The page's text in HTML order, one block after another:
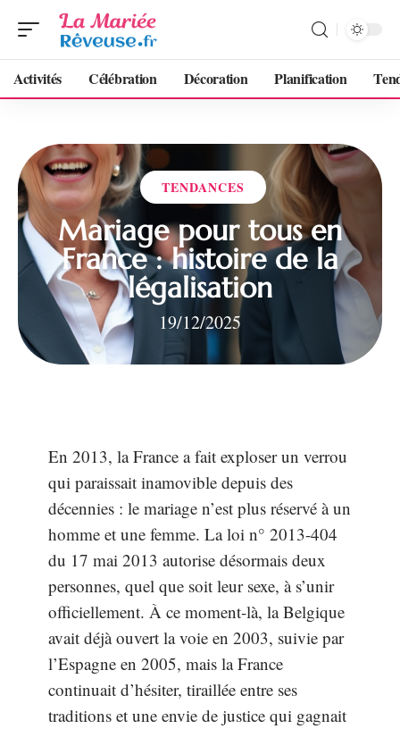
Activités Célébration Décoration Planification
TENDANCES
Mariage pour tous en
France : histoire de la
légalisation
19/12/2025
En 2013, la France a fait exploser un verrou
qui paraissait inamovible depuis des
décennies : le mariage n’est plus réservé à un
homme et une femme. La loi n° 2013-404
du 17 mai 2013 autorise désormais deux
personnes, quel que soit leur sexe, à s’unir
officiellement. À ce moment-là, la Belgique
avait déjà ouvert la voie en 2003, suivie par
l’Espagne en 2005, mais la France
continuait d’hésiter, tiraillée entre ses
traditions et une envie de justice qui gagnait